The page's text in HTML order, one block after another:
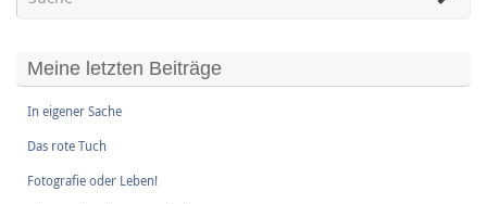
Meine letzten Beiträge
In eigener Sache
Das rote Tuch
Fotografie oder Leben!